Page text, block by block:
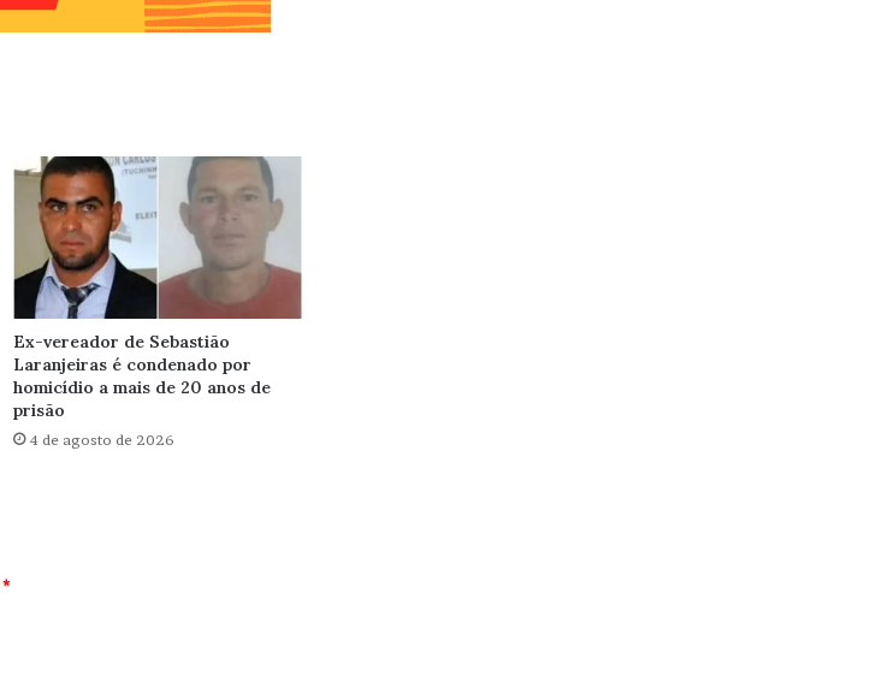
Ex-vereador de Sebastião
Laranjeiras é condenado por
homicídio a mais de 20 anos de
prisão
4 de agosto de 2026
*